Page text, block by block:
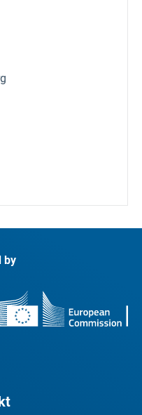
by